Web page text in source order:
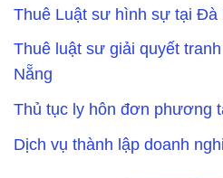
Thuê Luật sư hình sự tại Đà
Thuê luật sư giải quyết
Nẵng
Thủ tục ly hôn đơn phương
Dịch vụ thành lập doanh